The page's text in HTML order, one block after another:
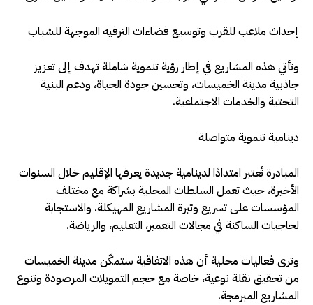
إحداث ملاعب للقرب وتوسيع فضاءات الترفيه الموجهة للشباب
وتأتي هذه المشاريع في إطار رؤية تنموية شاملة تهدف إلى تعزيز
جاذبية مدينة الخميسات، وتحسين جودة الحياة، ودعم البنية
التحتية والخدمات الاجتماعية.
دينامية تنموية متواصلة
المبادرة تُعتبر امتدادًا لدينامية جديدة يعرفها الإقليم خلال السنوات
الأخيرة، حيث تعمل السلطات المحلية بشراكة مع مختلف
المؤسسات على تسريع وتيرة المشاريع المهيكلة، والاستجابة
لحاجيات الساكنة في مجالات التعمير، التعليم، والرياضة.
وترى فعاليات محلية أن هذه الاتفاقية ستمكّن مدينة الخميسات
من تحقيق نقلة نوعية، خاصة مع حجم التمويلات المرصودة وتنوع
المشاريع المبرمجة.